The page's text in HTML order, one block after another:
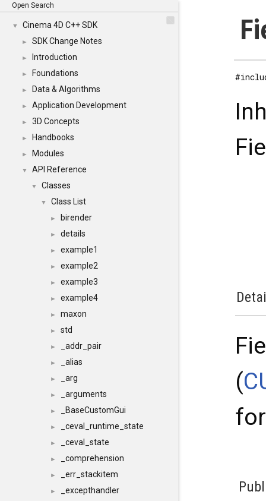
Open Search
▼ Cinema 4D C++ SDK
► SDK Change Notes
► Introduction
► Foundations
► Data & Algorithms
► Application Development
► 3D Concepts
► Handbooks
► Modules
▼ API Reference
▼ Classes
▼ Class List
► birender
► details
► example1
► example2
► example3
► example4
► maxon
► std
► _addr_pair
► _alias
► _arg
► _arguments
► _BaseCustomGui
► _ceval_runtime_state
► _ceval_state
► _comprehension
► _err_stackitem
► _excepthandler
(